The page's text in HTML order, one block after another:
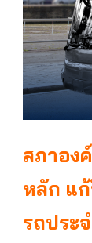
สภาอง
หลัก แ
รถประ